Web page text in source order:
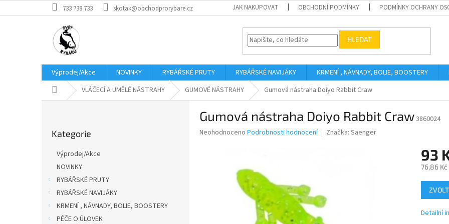
na
733 738 733 skotak@obchodprorybare.cz JAK NAKUPOVAT OBCHODNÍ PODMÍNKY PODMÍNKY OCHRANY
HLEDAT
Výprodej/Akce NOVINKY RYBÁŘSKÉ PRUTY RYBÁŘSKÉ NAVIJÁKY KRMENÍ , NÁVNADY, BOLIE, BOOSTERY
Domů VLÁČECÍ A UMĚLÉ NÁSTRAHY GUMOVÉ NÁSTRAHY Gumová nástraha Doiyo Rabbit Craw
kategorie
Kategorie
Výprodej/Akce
NOVINKY
RYBÁŘSKÉ PRUTY
RYBÁŘSKÉ NAVIJÁKY
KRMENÍ , NÁVNADY, BOLIE, BOOSTERY
PÉČE O ÚLOVEK
Gumová nástraha Doiyo Rabbit Craw3860024
Průměrné
Neohodnoceno Podrobnosti hodnocení Značka: Saenger
93
76,86 Kč
Měrná
cena:
Detailní